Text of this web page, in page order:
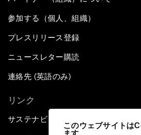
このウェブサイトは
ます
参加する（個人、組織）
プレスリリース登録
ニュースレター購読
連絡先 (英語のみ)
リンク
サステナビリティへの取り組み